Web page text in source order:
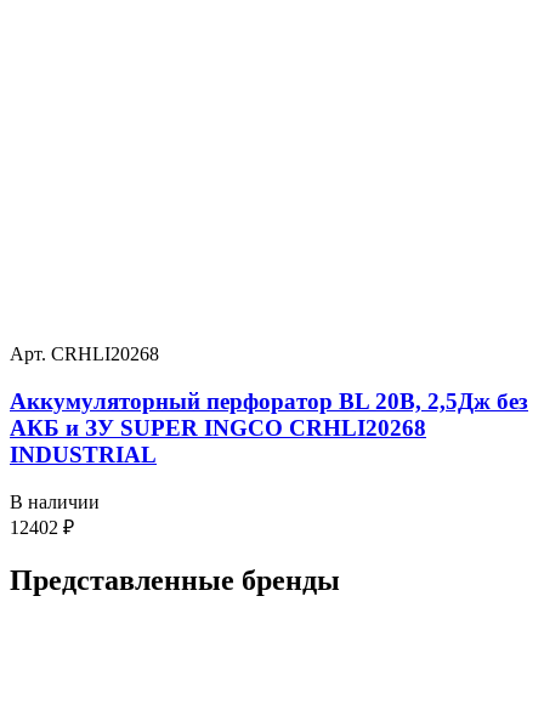
Арт. CRHLI20268
Аккумуляторный перфоратор BL 20В, 2,5Дж без
АКБ и ЗУ SUPER INGCO CRHLI20268
INDUSTRIAL
В наличии
12402 ₽
Представленные бренды